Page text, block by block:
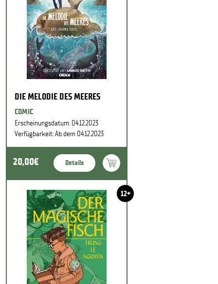
DIE MELODIE DES MEERES
COMIC
Erscheinungsdatum: 04.12.2023
Verfügbarkeit: Ab dem 04.12.2023
20,00€ Details
12+